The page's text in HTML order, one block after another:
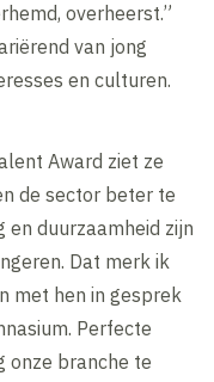
overheerst.”
van jong
en culturen.
Award ziet ze
de sector beter te
en duurzaamheid zijn
Dat merk ik
met hen in gesprek
Perfecte
onze branche te